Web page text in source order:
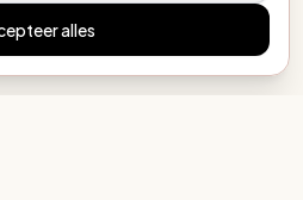
alles